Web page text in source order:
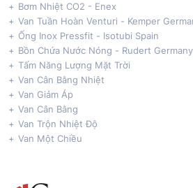
Bơm Nhiệt CO2 - Enex
Van Tuần Hoàn Venturi - Kemper
Ống Inox Pressfit - Isotubi Spain
Bồn Chứa Nước Nóng - Rudert Germany
Tấm Năng Lượng Mặt Trời
Van Cân Bằng Nhiệt
Van Giảm Áp
Van Cân Bằng
Van Trộn Nhiệt Độ
Van Một Chiều